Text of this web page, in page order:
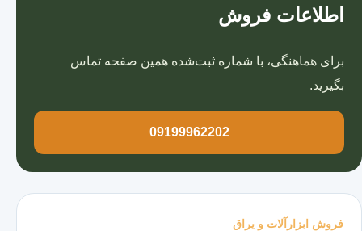
فروش ابزارآلات و یراق
اطلاعات فروش
برای هماهنگی، با شماره ثبت‌شده همین صفحه تماس
بگیرید.
09199962202